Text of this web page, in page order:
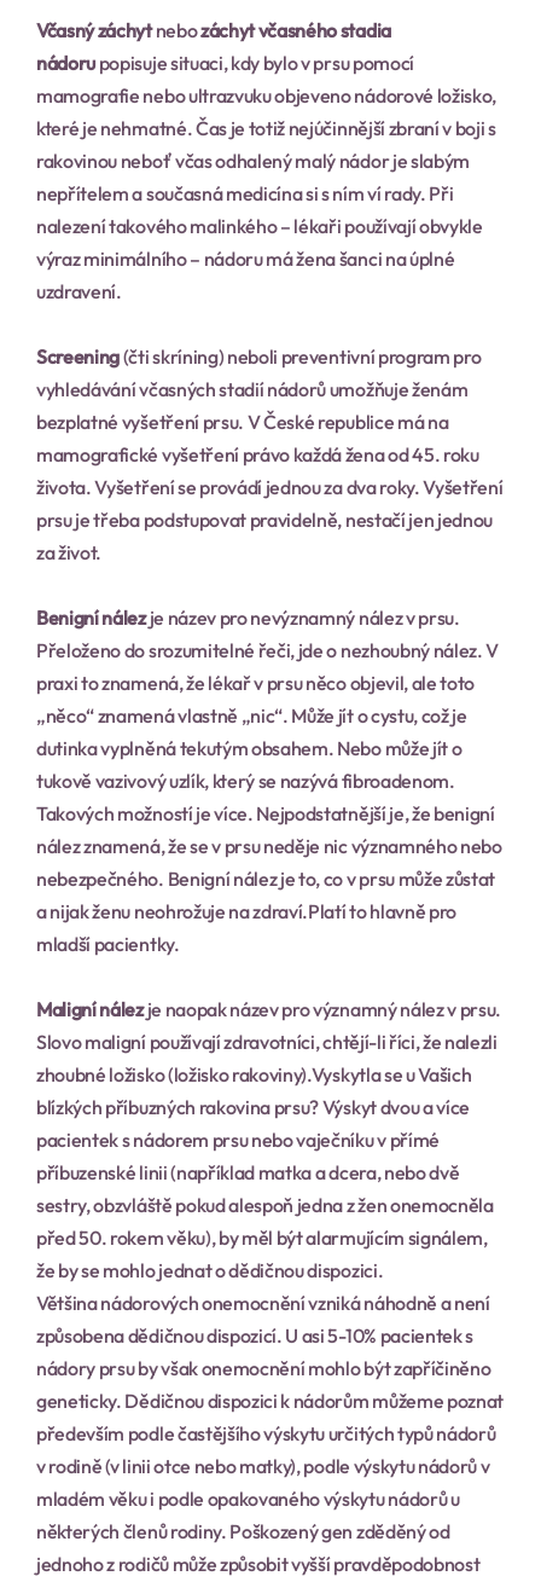
Včasný záchyt nebo záchyt včasného stadia
nádoru popisuje situaci, kdy bylo v prsu pomocí
mamografie nebo ultrazvuku objeveno nádorové ložisko,
které je nehmatné. Čas je totiž nejúčinnější zbraní v boji s
rakovinou neboť včas odhalený malý nádor je slabým
nepřítelem a současná medicína si s ním ví rady. Při
nalezení takového malinkého – lékaři používají obvykle
výraz minimálního – nádoru má žena šanci na úplné
uzdravení.
Screening (čti skríning) neboli preventivní program pro
vyhledávání včasných stadií nádorů umožňuje ženám
bezplatné vyšetření prsu. V České republice má na
mamografické vyšetření právo každá žena od 45. roku
života. Vyšetření se provádí jednou za dva roky. Vyšetření
prsu je třeba podstupovat pravidelně, nestačí jen jednou
za život.
Benigní nález je název pro nevýznamný nález v prsu.
Přeloženo do srozumitelné řeči, jde o nezhoubný nález. V
praxi to znamená, že lékař v prsu něco objevil, ale toto
„něco“ znamená vlastně „nic“. Může jít o cystu, což je
dutinka vyplněná tekutým obsahem. Nebo může jít o
tukově vazivový uzlík, který se nazývá fibroadenom.
Takových možností je více. Nejpodstatnější je, že benigní
nález znamená, že se v prsu neděje nic významného nebo
nebezpečného. Benigní nález je to, co v prsu může zůstat
a nijak ženu neohrožuje na zdraví.Platí to hlavně pro
mladší pacientky.
Maligní nález je naopak název pro významný nález v prsu.
Slovo maligní používají zdravotníci, chtějí-li říci, že nalezli
zhoubné ložisko (ložisko rakoviny).Vyskytla se u Vašich
blízkých příbuzných rakovina prsu? Výskyt dvou a více
pacientek s nádorem prsu nebo vaječníku v přímé
příbuzenské linii (například matka a dcera, nebo dvě
sestry, obzvláště pokud alespoň jedna z žen onemocněla
před 50. rokem věku), by měl být alarmujícím signálem,
že by se mohlo jednat o dědičnou dispozici.
Většina nádorových onemocnění vzniká náhodně a není
způsobena dědičnou dispozicí. U asi 5-10% pacientek s
nádory prsu by však onemocnění mohlo být zapříčiněno
geneticky. Dědičnou dispozici k nádorům můžeme poznat
především podle častějšího výskytu určitých typů nádorů
v rodině (v linii otce nebo matky), podle výskytu nádorů v
mladém věku i podle opakovaného výskytu nádorů u
některých členů rodiny. Poškozený gen zděděný od
jednoho z rodičů může způsobit vyšší pravděpodobnost